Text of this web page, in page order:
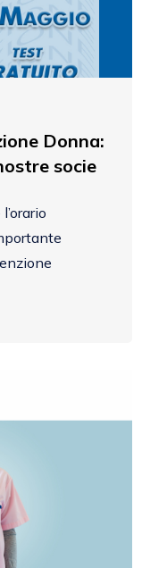
Donna:
socie